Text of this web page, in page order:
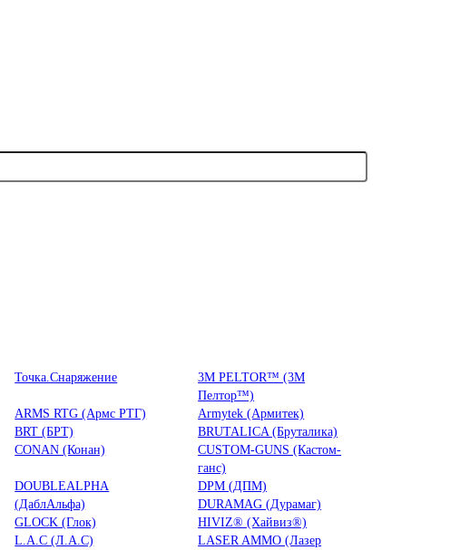
Точка.Снаряжение
3М PELTOR™ (3М
Пелтор™)
ARMS RTG (Армс РТГ)
Armytek (Армитек)
BRT (БРТ)
BRUTALICA (Бруталика)
CONAN (Конан)
CUSTOM-GUNS (Кастом-
ганс)
DOUBLEALPHA
(ДаблАльфа)
DPM (ДПМ)
DURAMAG (Дурамаг)
GLOCK (Глок)
HIVIZ® (Хайвиз®)
L.A.C (Л.А.С)
LASER AMMO (Лазер